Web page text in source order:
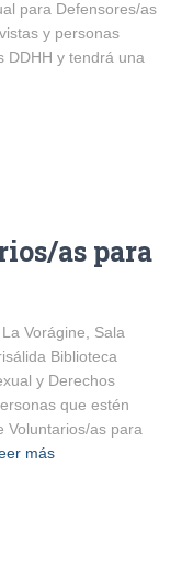
para Defensores/as
y personas
DDHH y tendrá una
as para
Vorágine, Sala
Biblioteca
y Derechos
que estén
Voluntarios/as para
más